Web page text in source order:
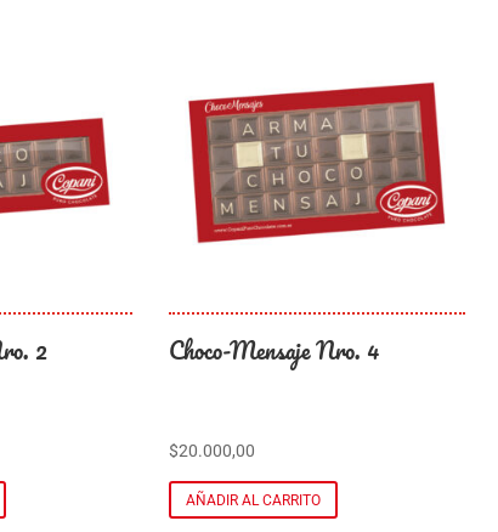
2 Choco-Mensaje Nro. 4
$20.000,00
AÑADIR AL CARRITO